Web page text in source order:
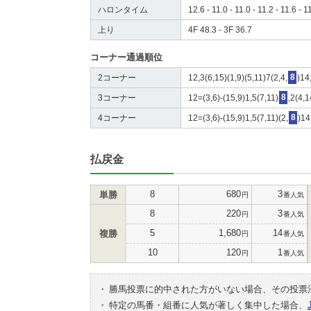
ハロンタイム 12.6 - 11.0 - 11.0 - 11.2 - 11.6 -
上り 4F 48.3 - 3F 36.7
コーナー通過順位
2コーナー 12,3(6,15)(1,9)(5,11)7(2,4, 8
3コーナー 12=(3,6)-(15,9)1,5(7,11) 8
4コーナー 12=(3,6)-(15,9)1,5(7,11)(2, 8
払戻金
単勝 8 680円 3番人気
複勝
8 220円 3番人気
5 1,680円 14番人気
10 120円 1 番人気
・
勝馬投票に的中された方がいない場合、その投
・ 特定の馬番・組番に人気が著しく集中した場合、